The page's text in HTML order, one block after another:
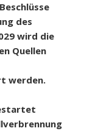
des
wird die
Quellen
werden.